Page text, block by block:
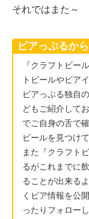
それではまた～
ビアっぷるか
『クラフトビー
トビールやビア
ビアっぷる独自
どもご紹介して
でご自身の舌で
ビールを見つけ
また『クラフト
るがこれまでに
ることが出来る
くビア情報を公
ったりフォロー